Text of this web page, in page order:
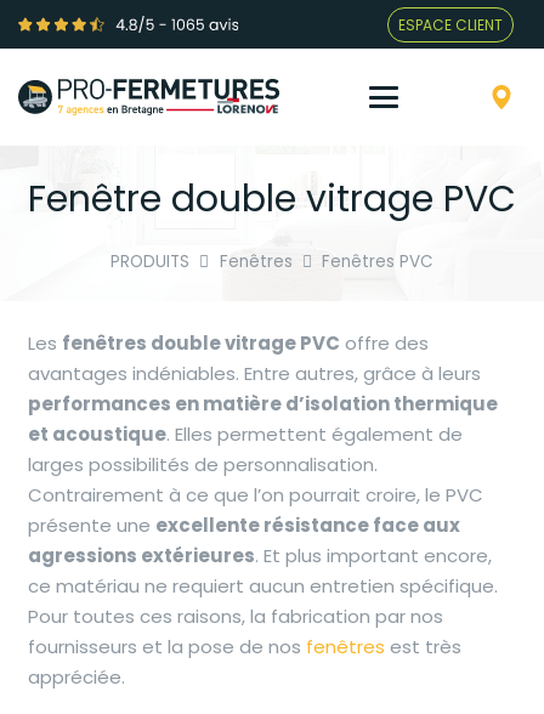
ESPACE CLIENT
Fenêtre double vitrage PVC
PRODUITS Fenêtres Fenêtres PVC
Les fenêtres double vitrage PVC offre des
avantages indéniables. Entre autres, grâce à leurs
performances en matière d’isolation thermique
et acoustique. Elles permettent également de
larges possibilités de personnalisation.
Contrairement à ce que l’on pourrait croire, le PVC
présente une excellente résistance face aux
agressions extérieures. Et plus important encore,
ce matériau ne requiert aucun entretien spécifique.
Pour toutes ces raisons, la fabrication par nos
fournisseurs et la pose de nos fenêtres est très
appréciée.